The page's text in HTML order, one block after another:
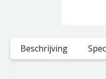
Beschrijving